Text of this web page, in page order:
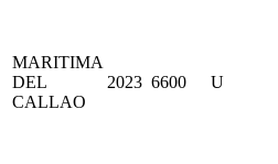
MARITIMA
DEL
CALLAO
2023 6600 U